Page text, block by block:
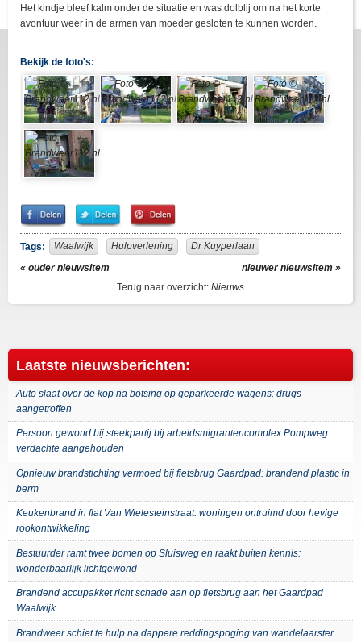
Het kindje bleef kalm onder de situatie en was dolblij om na het korte
avontuur weer in de armen van moeder gesloten te kunnen worden.
Bekijk de foto's:
Share
on
Facebook
Share
on
Twitter
Pin
It!
Tags: Waalwijk Hulpverlening
Dr Kuyperlaan
« ouder nieuwsitem
nieuwer nieuwsitem »
Terug naar overzicht: Nieuws
Laatste nieuwsberichten:
Auto slaat over de kop na botsing op geparkeerde wagens: drugs
aangetroffen
Persoon gewond bij steekpartij bij arbeidsmigrantencomplex Pompweg:
verdachte aangehouden
Opnieuw brandstichting vermoed bij fietsbrug Gaardpad: brandend plastic in
berm
Keukenbrand in flat Van Wielesteinstraat: woningen ontruimd door hevige
rookontwikkeling
Bestuurder ramt twee bomen op Sluisweg en raakt buiten kennis:
wonderbaarlijk lichtgewond
Brandend accupakket richt schade aan op fietsbrug aan het Gaardpad
Waalwijk
Brandweer schiet te hulp na dappere reddingspoging van wandelaarster